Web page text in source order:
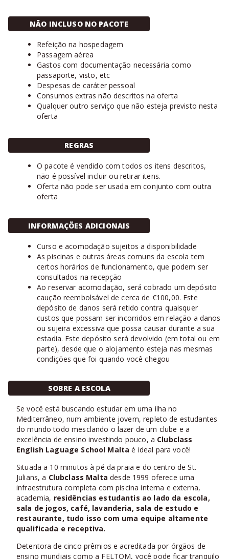
NÃO INCLUSO NO PACOTE
Refeição na hospedagem
Passagem aérea
Gastos com documentação necessária como
passaporte, visto, etc
Despesas de caráter pessoal
Consumos extras não descritos na oferta
Qualquer outro serviço que não esteja previsto nesta
oferta
REGRAS
O pacote é vendido com todos os itens descritos,
não é possível incluir ou retirar itens.
Oferta não pode ser usada em conjunto com outra
oferta
INFORMAÇÕES ADICIONAIS
Curso e acomodação sujeitos a disponibilidade
As piscinas e outras áreas comuns da escola tem
certos horários de funcionamento, que podem ser
consultados na recepção
Ao reservar acomodação, será cobrado um depósito
caução reembolsável de cerca de €100,00. Este
depósito de danos será retido contra quaisquer
custos que possam ser incorridos em relação a danos
ou sujeira excessiva que possa causar durante a sua
estadia. Este depósito será devolvido (em total ou em
parte), desde que o alojamento esteja nas mesmas
condições que foi quando você chegou
SOBRE A ESCOLA
Se você está buscando estudar em uma ilha no
Mediterrâneo, num ambiente jovem, repleto de estudantes
do mundo todo mesclando o lazer de um clube e a
excelência de ensino investindo pouco, a Clubclass
English Laguage School Malta é ideal para você!
Situada a 10 minutos à pé da praia e do centro de St.
Julians, a Clubclass Malta desde 1999 oferece uma
infraestrutura completa com piscina interna e externa,
academia, residências estudantis ao lado da escola,
sala de jogos, café, lavanderia, sala de estudo e
restaurante, tudo isso com uma equipe altamente
qualificada e receptiva.
Detentora de cinco prêmios e acreditada por órgãos de
ensino mundiais como a FELTOM, você pode ficar tranquilo